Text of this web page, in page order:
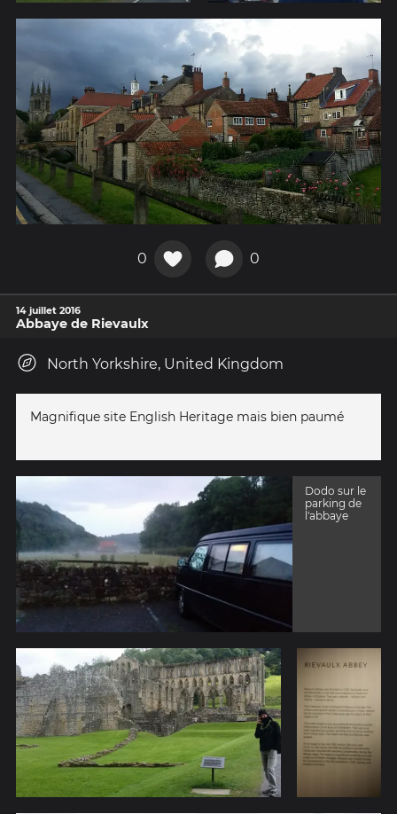
0 0
14 juillet 2016
Abbaye de Rievaulx
North Yorkshire, United Kingdom
Magnifique site English Heritage mais bien paumé
Dodo sur le
parking de
l'abbaye